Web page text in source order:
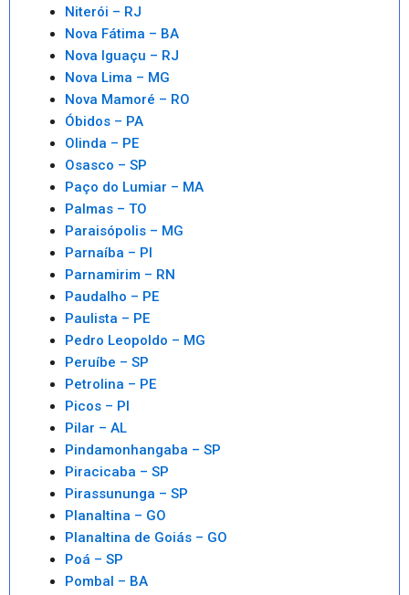
Niterói – RJ
Nova Fátima – BA
Nova Iguaçu – RJ
Nova Lima – MG
Nova Mamoré – RO
Óbidos – PA
Olinda – PE
Osasco – SP
Paço do Lumiar – MA
Palmas – TO
Paraisópolis – MG
Parnaíba – PI
Parnamirim – RN
Paudalho – PE
Paulista – PE
Pedro Leopoldo – MG
Peruíbe – SP
Petrolina – PE
Picos – PI
Pilar – AL
Pindamonhangaba – SP
Piracicaba – SP
Pirassununga – SP
Planaltina – GO
Planaltina de Goiás – GO
Poá – SP
Pombal – BA